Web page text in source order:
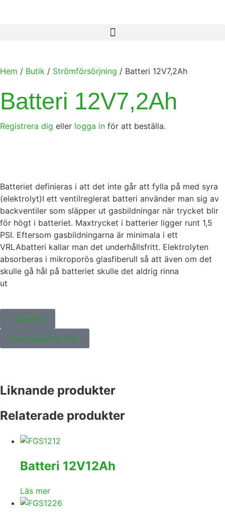
Hem / Butik / Strömförsörjning / Batteri 12V7,2Ah
Batteri 12V7,2Ah
Registrera dig eller logga in för att beställa.
Batteriet definieras i att det inte går att fylla på med syra
(elektrolyt)I ett ventilreglerat batteri använder man sig av
backventiler som släpper ut gasbildningar när trycket blir
för högt i batteriet. Maxtrycket i batterier ligger runt 1,5
PSI. Eftersom gasbildningarna är minimala i ett
VRLAbatteri kallar man det underhållsfritt. Elektrolyten
absorberas i mikroporös glasfiberull så att även om det
skulle gå hål på batteriet skulle det aldrig rinna
ut
Datablad
Montageanvisning
Liknande produkter
Relaterade produkter
Batteri 12V12Ah
Läs mer